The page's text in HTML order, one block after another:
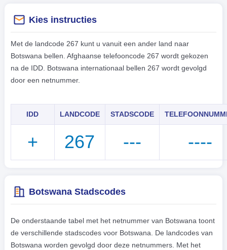
Kies instructies
Met de landcode 267 kunt u vanuit een ander land naar
Botswana bellen. Afghaanse telefooncode 267 wordt gekozen
na de IDD. Botswana internationaal bellen 267 wordt gevolgd
door een netnummer.
IDD LANDCODE STADSCODE
+ 267 --- ----
Botswana Stadscodes
De onderstaande tabel met het netnummer van Botswana toont
de verschillende stadscodes voor Botswana. De landcodes van
Botswana worden gevolgd door deze netnummers. Met het